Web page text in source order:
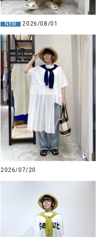
NEW 2026/08/01
2026/07/20